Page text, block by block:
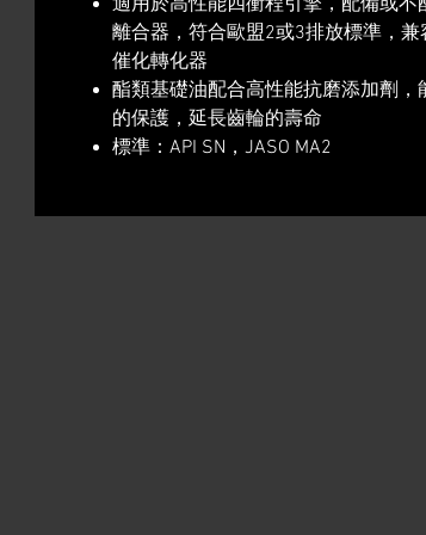
適用於高性能四衝程引擎，配備或
離合器，符合歐盟2或3排放標準，兼
催化轉化器
酯類基礎油配合高性能抗磨添加劑
的保護，延長齒輪的壽命
標準：API SN，JASO MA2